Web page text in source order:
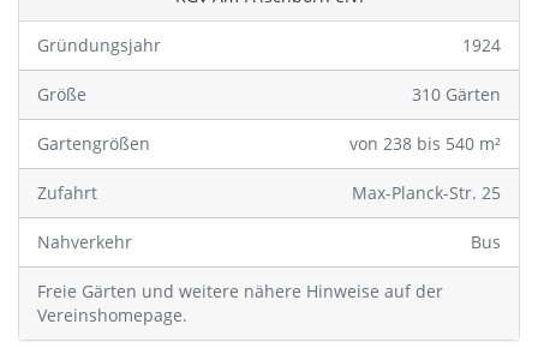
Gründungsjahr 1924
Größe 310 Gärten
Gartengrößen von 238 bis 540 m²
Zufahrt Max-Planck-Str. 25
Nahverkehr Bus
Freie Gärten und weitere nähere Hinweise auf der
Vereinshomepage.